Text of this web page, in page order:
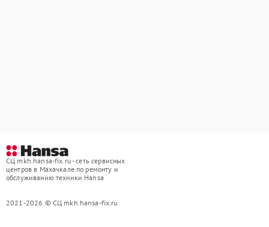
СЦ mkh.hansa-fix.ru - сеть сервисных
центров в Махачкале по ремонту и
обслуживанию техники Hansa
2021-2026 © СЦ mkh.hansa-fix.ru